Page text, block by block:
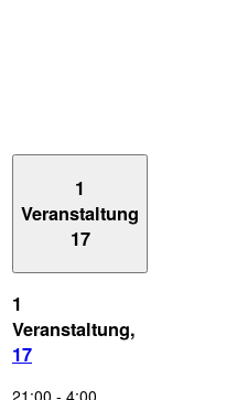
1
Veranstaltung
17
1
Veranstaltung,
17